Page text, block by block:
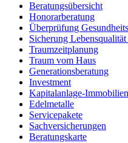
Beratungsübersicht
Honorar­beratung
Überprüfung
Sicherung
Traumzeit­planung
Traum vom Haus
Generationsberatung
Investment
Kapitalanlage-Immobilien
Edelmetalle
Servicepakete
Sachversicherungen
Beratungskarte